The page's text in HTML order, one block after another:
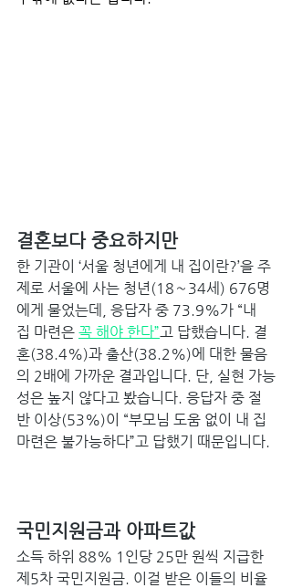
결혼보다 중요하지만
한 기관이 ‘서울 청년에게 내 집이란?’을 주
제로 서울에 사는 청년(18∼34세) 676명
에게 물었는데, 응답자 중 73.9%가 “내
집 마련은 꼭 해야 한다”고 답했습니다. 결
혼(38.4%)과 출산(38.2%)에 대한 물음
의 2배에 가까운 결과입니다. 단, 실현 가능
성은 높지 않다고 봤습니다. 응답자 중 절
반 이상(53%)이 “부모님 도움 없이 내 집
마련은 불가능하다”고 답했기 때문입니다.
국민지원금과 아파트값
소득 하위 88% 1인당 25만 원씩 지급한
제5차 국민지원금. 이걸 받은 이들의 비율